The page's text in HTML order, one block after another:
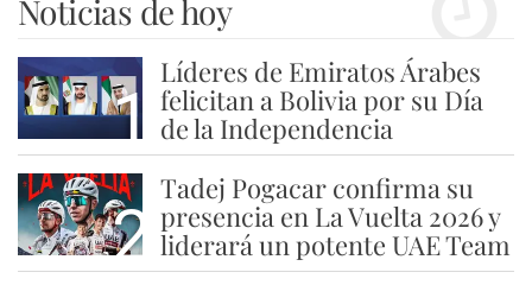
Noticias de hoy
1
Líderes de Emiratos Árabes
felicitan a Bolivia por su Día
de la Independencia
2
Tadej Pogacar confirma su
presencia en La Vuelta 2026 y
liderará un potente UAE Team